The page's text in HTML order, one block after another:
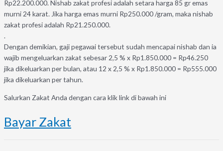
Rp22.200.000. Nishab zakat profesi adalah setara harga 85 gr emas
murni 24 karat. Jika harga emas murni Rp250.000 /gram, maka nishab
zakat profesi adalah Rp21.250.000.
.
Dengan demikian, gaji pegawai tersebut sudah mencapai nishab dan ia
wajib mengeluarkan zakat sebesar 2,5 % x Rp1.850.000 = Rp46.250
jika dikeluarkan per bulan, atau 12 x 2,5 % x Rp1.850.000 = Rp555.000
jika dikeluarkan per tahun.
Salurkan Zakat Anda dengan cara klik link di bawah ini
Bayar Zakat